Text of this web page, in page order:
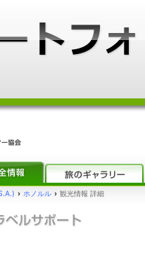
› ホノルル › 観光情報 詳細